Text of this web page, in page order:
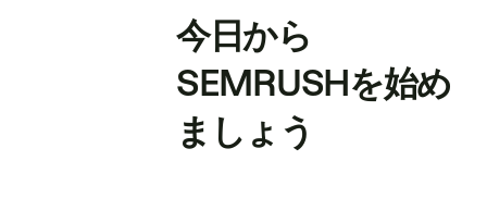
今日から
SEMRUSHを始め
ましょう